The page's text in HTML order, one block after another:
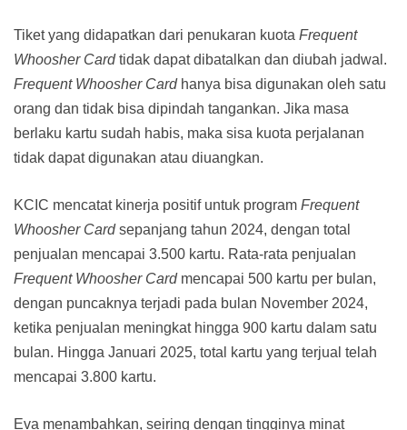
Tiket yang didapatkan dari penukaran kuota Frequent
Whoosher Cardtidak dapat dibatalkan dan diubah jadwal.
Frequent Whoosher Cardhanya bisa digunakan oleh satu
orang dan tidak bisa dipindah tangankan. Jika masa
berlaku kartu sudah habis, maka sisa kuota perjalanan
tidak dapat digunakan atau diuangkan.
KCIC mencatat kinerja positif untuk program Frequent
Whoosher Cardsepanjang tahun 2024, dengan total
penjualan mencapai 3.500 kartu. Rata-rata penjualan
Frequent Whoosher Cardmencapai 500 kartu per bulan,
dengan puncaknya terjadi pada bulan November 2024,
ketika penjualan meningkat hingga 900 kartu dalam satu
bulan. Hingga Januari 2025, total kartu yang terjual telah
mencapai 3.800 kartu.
Eva menambahkan, seiring dengan tingginya minat